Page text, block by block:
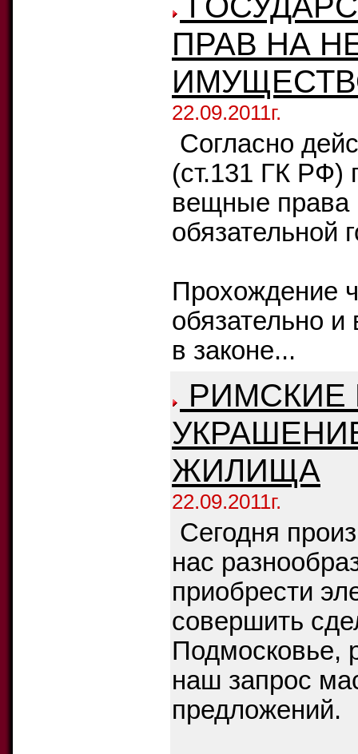
ПРАВ НА
22.09.2011г.
Согласно
(ст.131 ГК РФ)
вещные права
обязательной
Прохождение
обязательно и
в законе...
РИМСКИЕ
ЖИЛИЩА
22.09.2011г.
Сегодня
нас
приобрести
совершить
Подмосковье,
наш запрос
предложений.